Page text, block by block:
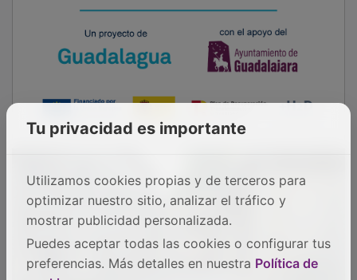
Tu privacidad es importante
Utilizamos cookies propias y de terceros para
optimizar nuestro sitio, analizar el tráfico y
mostrar publicidad personalizada.
Puedes aceptar todas las cookies o configurar tus
preferencias. Más detalles en nuestra Política de